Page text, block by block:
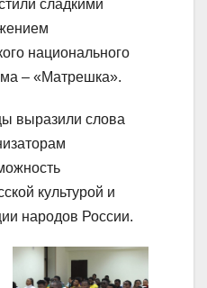
сладкими
национального
– «Матрешка».
выразили слова
культурой и
народов России.